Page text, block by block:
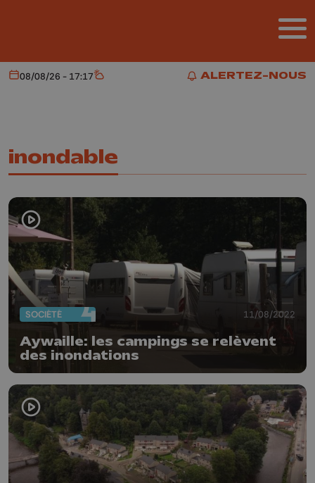
ALERTEZ-NOUS
ALERTEZ-NOUS
Aujourd'hui
08/08/26 - 17:17 Météo
inondable
SOCIÉTÉ 11/08/2022
Aywaille: les campings se relèvent
des inondations